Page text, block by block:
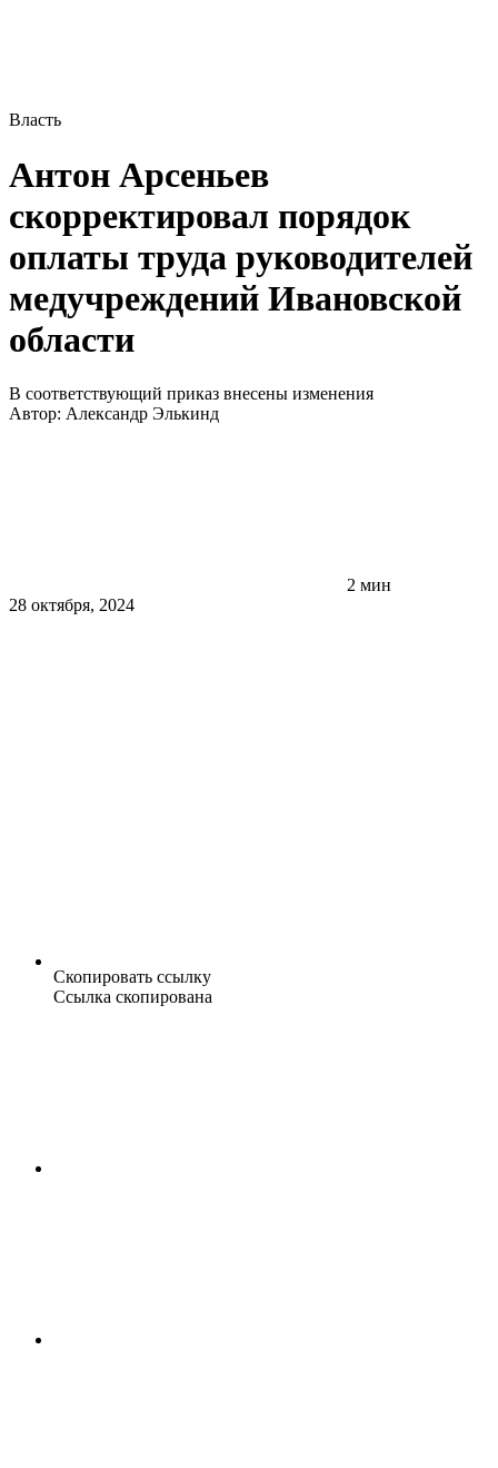
Власть
Антон Арсеньев
скорректировал порядок
оплаты труда руководителей
медучреждений Ивановской
области
В соответствующий приказ внесены изменения
Автор: Александр Элькинд
2 мин
28 октября, 2024
Скопировать ссылку
Ссылка скопирована